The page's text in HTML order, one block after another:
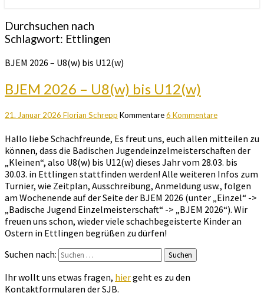
Durchsuchen nach
Schlagwort: Ettlingen
BJEM 2026 – U8(w) bis U12(w)
BJEM 2026 – U8(w) bis U12(w)
21. Januar 2026 Florian Schrepp Kommentare6 Kommentare
Hallo liebe Schachfreunde, Es freut uns, euch allen mitteilen zu
können, dass die Badischen Jugendeinzelmeisterschaften der
„Kleinen“, also U8(w) bis U12(w) dieses Jahr vom 28.03. bis
30.03. in Ettlingen stattfinden werden! Alle weiteren Infos zum
Turnier, wie Zeitplan, Ausschreibung, Anmeldung usw., folgen
am Wochenende auf der Seite der BJEM 2026 (unter „Einzel“ ->
„Badische Jugend Einzelmeisterschaft“ -> „BJEM 2026“). Wir
freuen uns schon, wieder viele schachbegeisterte Kinder an
Ostern in Ettlingen begrüßen zu dürfen!
Suchen nach:
Suchen
Ihr wollt uns etwas fragen, hiergeht es zu den
Kontaktformularen der SJB.